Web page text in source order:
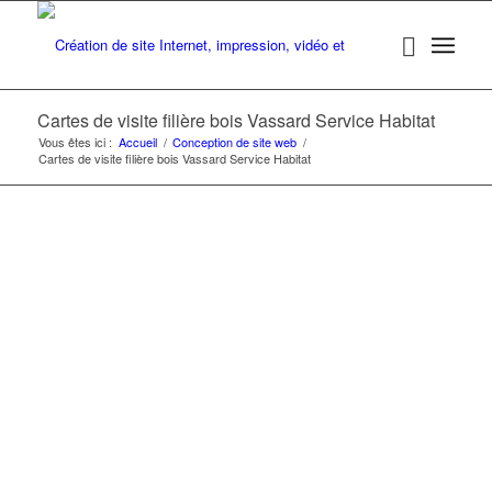
Cartes de visite filière bois Vassard Service Habitat
Vous êtes ici : Accueil / Conception de site web /
Cartes de visite filière bois Vassard Service Habitat